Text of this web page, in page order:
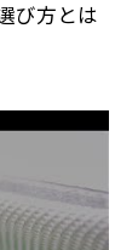
び方とは